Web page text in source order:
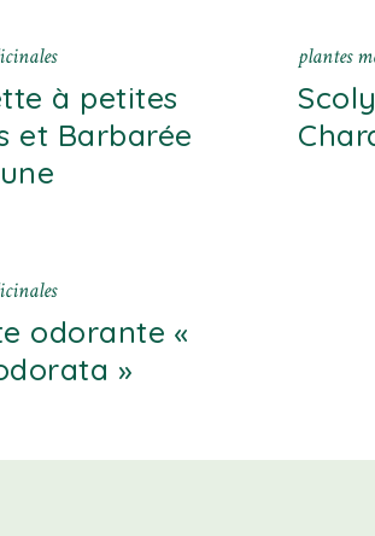
à petites
et Barbarée
plantes
odorante «
»